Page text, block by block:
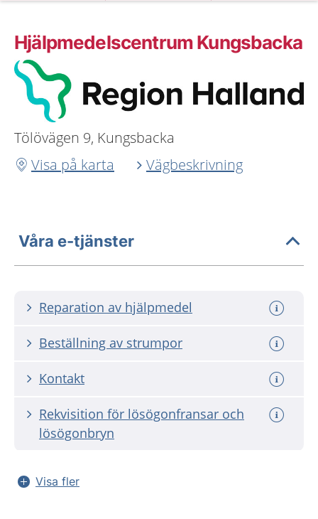
Hjälpmedelscentrum Kungsbacka
Tölövägen 9, Kungsbacka
Visa på karta
Vägbeskrivning
Våra e-tjänster
Reparation av hjälpmedel
Beställning av strumpor
Kontakt
Rekvisition för lösögonfransar och
lösögonbryn
Visa fler